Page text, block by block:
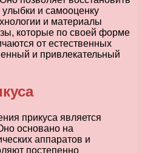
и самооценку
и материалы
которые по своей форме
от естественных
и привлекательный
прикуса является
основано на
аппаратов и
постепенно